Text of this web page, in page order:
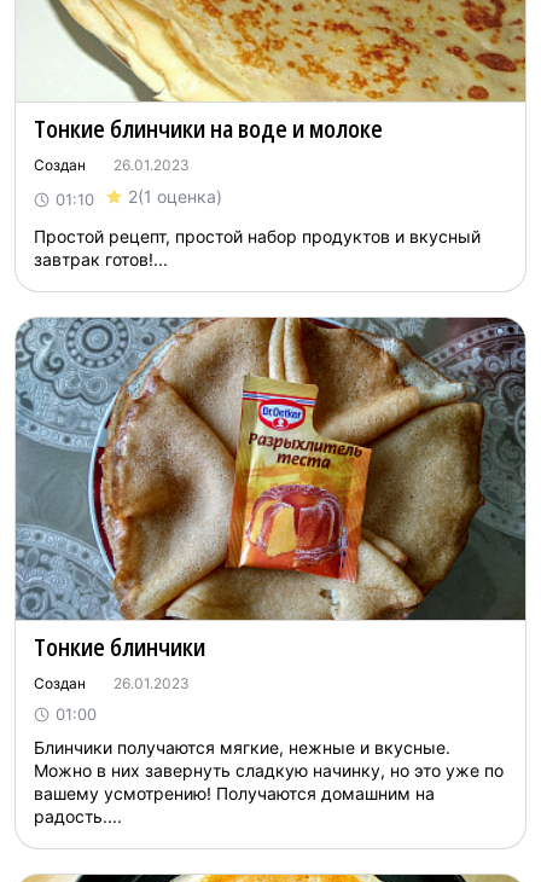
Тонкие блинчики на воде и молоке
Создан 26.01.2023
01:10 2(1 оценка)
Простой рецепт, простой набор продуктов и вкусный
завтрак готов!...
Тонкие блинчики
Создан 26.01.2023
01:00
Блинчики получаются мягкие, нежные и вкусные.
Можно в них завернуть сладкую начинку, но это уже по
вашему усмотрению! Получаются домашним на
радость....